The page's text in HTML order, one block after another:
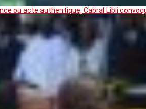
ou acte authentique, Cabral Libii